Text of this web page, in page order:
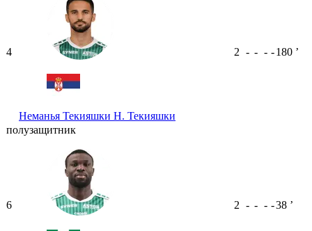
4
Неманья Текияшки Н. Текияшки
2 - - - -180 ʼ
полузащитник
6 2 - - - -38 ʼ